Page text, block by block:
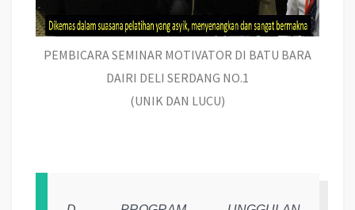
PEMBICARA SEMINAR MOTIVATOR DI BATU BARA
DAIRI DELI SERDANG NO.1
(UNIK DAN LUCU)